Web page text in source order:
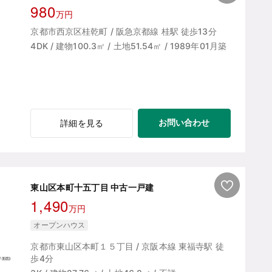
980万円
京都市西京区桂乾町 / 阪急京都線 桂駅 徒歩13分
4DK / 建物100.3㎡ / 土地51.54㎡ / 1989年01月築
詳細を見る お問い合わせ
東山区本町十五丁目 中古一戸建
1,490万円
オープンハウス
京都市東山区本町１５丁目 / 京阪本線 東福寺駅 徒
歩4分